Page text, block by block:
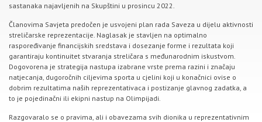
sastanaka najavljenih na Skupštini u prosincu 2022.
Članovima Savjeta predočen je usvojeni plan rada Saveza u dijelu aktivnosti
streličarske reprezentacije. Naglasak je stavljen na optimalno
raspoređivanje financijskih sredstava i dosezanje forme i rezultata koji
garantiraju kontinuitet stvaranja streličara s međunarodnim iskustvom.
Dogovorena je strategija nastupa izabrane vrste prema razini i značaju
natjecanja, dugoročnih ciljevima sporta u cjelini koji u konačnici ovise o
dobrim rezultatima naših reprezentativaca i postizanje glavnog zadatka, a
to je pojedinačni ili ekipni nastup na Olimpijadi.
Razgovaralo se o pravima, ali i obavezama svih dionika u reprezentativnim